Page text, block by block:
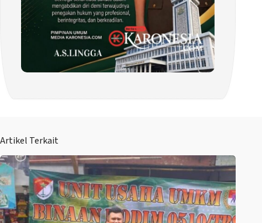
Artikel Terkait